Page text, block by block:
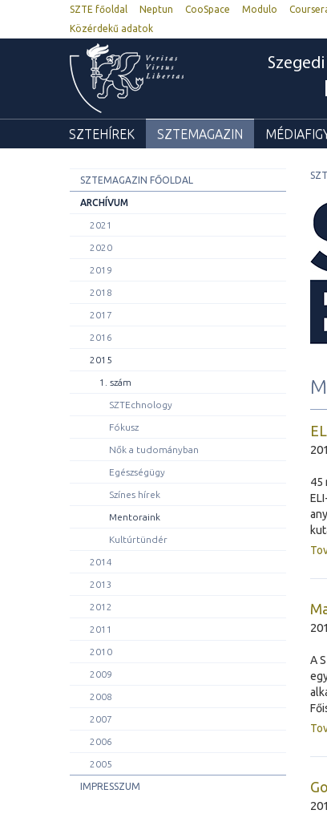
SZTE főoldal Neptun CooSpace Modulo
Közérdekű adatok
SZTEHÍREK SZTEMAGAZIN
SZTEMAGAZIN FŐOLDAL
ARCHÍVUM
2021
2020
2019
2018
2017
2016
2015
1. szám
SZTEchnology
Fókusz
Nők a tudományban
Egészségügy
Színes hírek
Mentoraink
Kultúrtündér
2014
2013
2012
2011
2010
2009
2008
2007
2006
2005
IMPRESSZUM
45
A